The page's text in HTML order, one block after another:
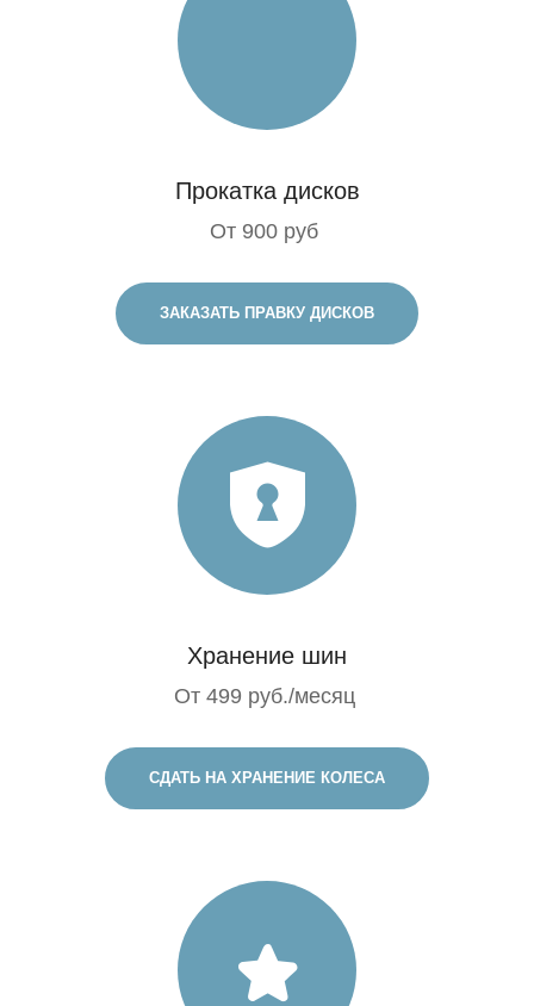
Прокатка дисков
От 900 руб
ЗАКАЗАТЬ ПРАВКУ ДИСКОВ
Хранение шин
От 499 руб./месяц
СДАТЬ НА ХРАНЕНИЕ КОЛЕСА